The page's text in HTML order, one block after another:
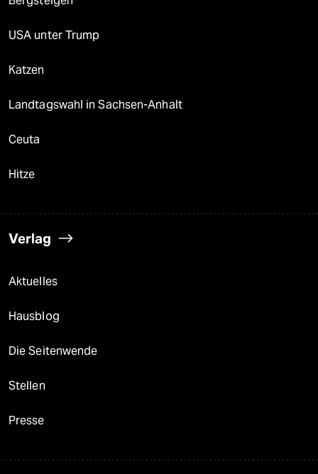
USA unter Trump
Katzen
Landtagswahl in Sachsen-Anhalt
Ceuta
Hitze
Verlag
Aktuelles
Hausblog
Die Seitenwende
Stellen
Presse